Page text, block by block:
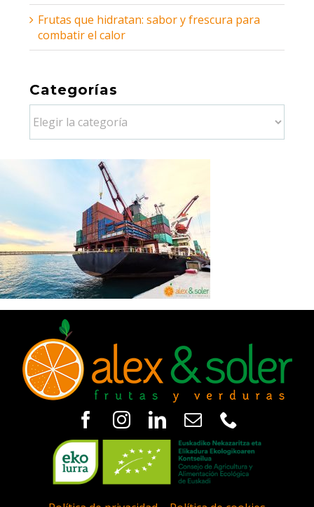
Frutas que hidratan: sabor y frescura para
combatir el calor
Categorías